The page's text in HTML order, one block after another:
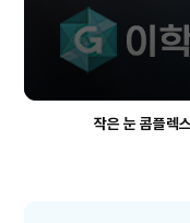
작은 눈 콤플렉